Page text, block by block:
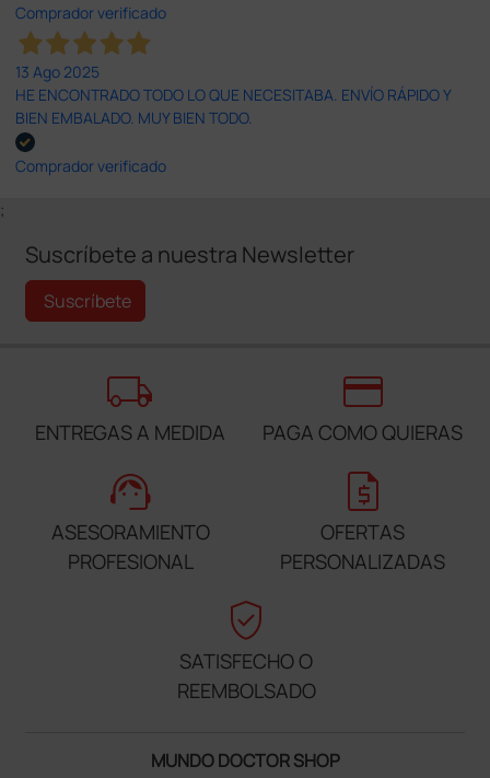
Comprador verificado
13 Ago 2025
HE ENCONTRADO TODO LO QUE NECESITABA. ENVÍO RÁPIDO Y
BIEN EMBALADO. MUY BIEN TODO.
Comprador verificado
;
Suscríbete a nuestra Newsletter
Suscríbete
local_shipping
ENTREGAS A MEDIDA
credit_card
PAGA COMO QUIERAS
support_agent
ASESORAMIENTO
PROFESIONAL
request_quote
OFERTAS
PERSONALIZADAS
verified_user
SATISFECHO O
REEMBOLSADO
MUNDO DOCTOR SHOP